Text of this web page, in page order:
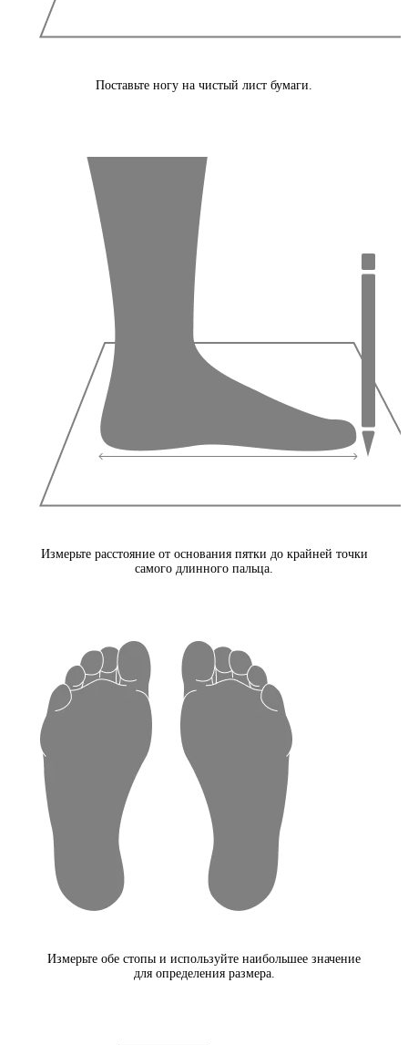
Поставьте ногу на чистый лист бумаги.
Измерьте расстояние от основания пятки до крайней точки
самого длинного пальца.
Измерьте обе стопы и используйте наибольшее значение
для определения размера.